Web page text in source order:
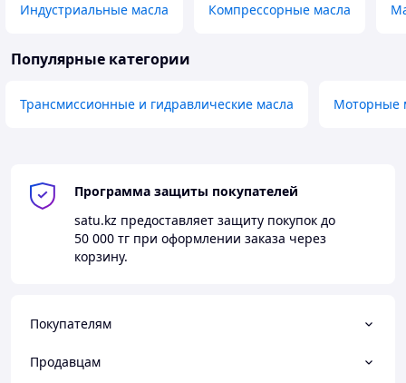
Индустриальные масла Компрессорные масла
Популярные категории
Трансмиссионные и гидравлические масла Моторные
Программа защиты покупателей
satu.kz предоставляет защиту покупок до
50 000 тг при оформлении заказа через
корзину.
Покупателям
Продавцам